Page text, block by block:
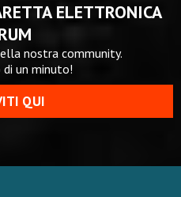
ELETTRONICA
nostra community.
un minuto!
QUI